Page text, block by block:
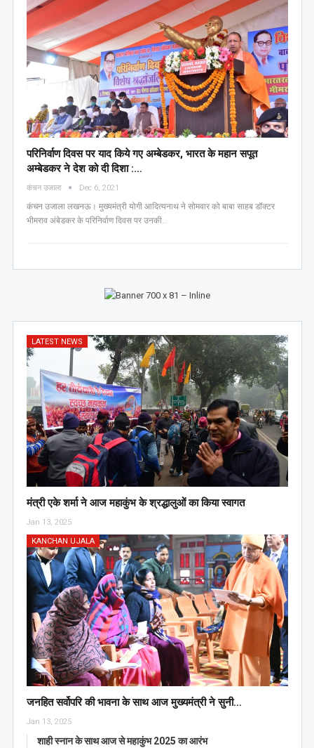
परिनिर्वाण दिवस पर याद किये गए अम्बेडकर, भारत के महान सपूत
अम्बेडकर ने देश को दी दिशा :…
कंचन उजाला Dec 6, 2021
कंचन उजाला लखनऊ। मुख्यमंत्री योगी आदित्यनाथ ने सोमवार को बाबा साहब डॉक्टर
भीमराव अंबेडकर के परिनिर्वाण दिवस पर उनकी…
LATEST NEWS
मंत्री एके शर्मा ने आज महाकुंभ के श्रद्धालुओं का किया स्वागत
Jan 13, 2025
KANCHAN UJALA
जनहित सर्वोपरि की भावना के साथ आज मुख्यमंत्री ने सुनी…
Jan 13, 2025
शाही स्नान के साथ आज से महाकुंभ 2025 का आरंभ